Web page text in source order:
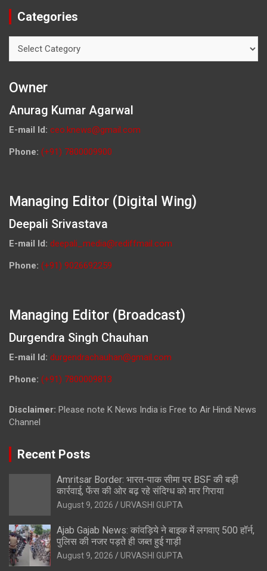
Categories
Owner
Anurag Kumar Agarwal
E-mail Id: ceo.knews@gmail.com
Phone: (+91) 7800009900
Managing Editor (Digital Wing)
Deepali Srivastava
E-mail Id: deepali_media@rediffmail.com
Phone: (+91) 9026692259
Managing Editor (Broadcast)
Durgendra Singh Chauhan
E-mail Id: durgendrachauhan@gmail.com
Phone: (+91) 7800009813
Disclaimer: Please note K News India is Free to Air Hindi News
Channel
Recent Posts
Amritsar Border: भारत-पाक सीमा पर BSF की बड़ी
कार्रवाई, फेंस की ओर बढ़ रहे संदिग्ध को मार गिराया
August 9, 2026 URVASHI GUPTA
Ajab Gajab News: कांवड़िये ने बाइक में लगवाए 500 हॉर्न,
पुलिस की नजर पड़ते ही जब्त हुई गाड़ी
August 9, 2026 URVASHI GUPTA